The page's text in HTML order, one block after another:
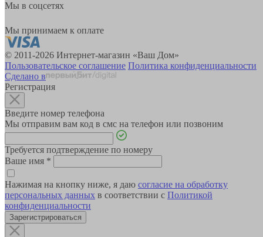
Мы в соцсетях
Мы принимаем к оплате
© 2011-2026 Интернет-магазин «Ваш Дом»
Пользовательское соглашение Политика конфиденциальности
Сделано в
Регистрация
Введите номер телефона
Мы отправим вам код в смс на телефон или позвоним
Требуется подтверждение по номеру
Ваше имя *
Нажимая на кнопку ниже, я даю согласие на обработку
персональных данных в соответствии с Политикой
конфиденциальности
Зарегистрироваться